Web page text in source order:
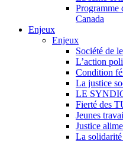
Programme
Canada
Enjeux
Enjeux
Société de
L’action
Condition
La justice
LE
Fierté des
Jeunes
Justice
La